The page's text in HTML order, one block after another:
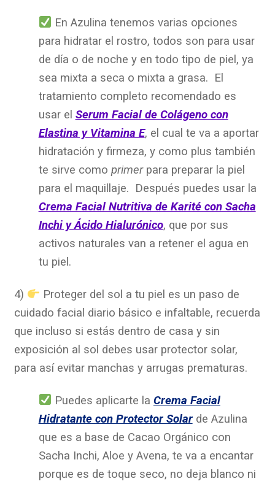
En Azulina tenemos varias opciones
para hidratar el rostro, todos son para usar
de día o de noche y en todo tipo de piel, ya
sea mixta a seca o mixta a grasa. El
tratamiento completo recomendado es
usar el Serum Facial de Colágeno con
Elastina y Vitamina E, el cual te va a aportar
hidratación y firmeza, y como plus también
te sirve como primerpara preparar la piel
para el maquillaje. Después puedes usar la
Crema Facial Nutritiva de Karité con Sacha
Inchi y Ácido Hialurónico, que por sus
activos naturales van a retener el agua en
tu piel.
4) Proteger del sol a tu piel es un paso de
cuidado facial diario básico e infaltable, recuerda
que incluso si estás dentro de casa y sin
exposición al sol debes usar protector solar,
para así evitar manchas y arrugas prematuras.
Puedes aplicarte la Crema Facial
Hidratante con Protector Solarde Azulina
que es a base de Cacao Orgánico con
Sacha Inchi, Aloe y Avena, te va a encantar
porque es de toque seco, no deja blanco ni